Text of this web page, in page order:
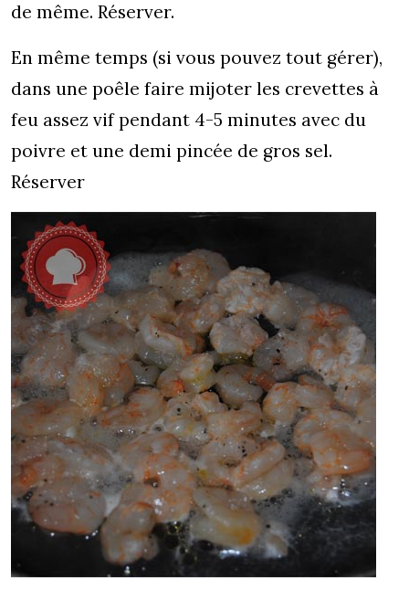
de même. Réserver.
En même temps (si vous pouvez tout gérer),
dans une poêle faire mijoter les crevettes à
feu assez vif pendant 4-5 minutes avec du
poivre et une demi pincée de gros sel.
Réserver